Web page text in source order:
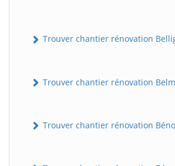
Trouver chantier rénovation
Trouver chantier rénovation
Trouver chantier rénovation